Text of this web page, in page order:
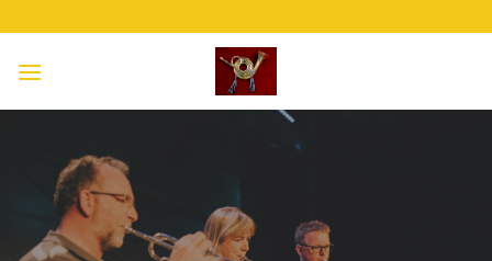
naar
inhoud